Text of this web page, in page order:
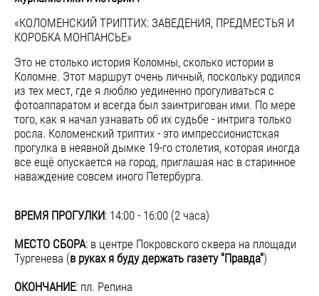
«КОЛОМЕНСКИЙ ТРИПТИХ: ЗАВЕДЕНИЯ, ПРЕДМЕСТЬЯ И
КОРОБКА МОНПАНСЬЕ»
Это не столько история Коломны, сколько истории в
Коломне. Этот маршрут очень личный, поскольку родился
из тех мест, где я люблю уединенно прогуливаться с
фотоаппаратом и всегда был заинтригован ими. По мере
того, как я начал узнавать об их судьбе - интрига только
росла. Коломенский триптих - это импрессионистская
прогулка в неявной дымке 19-го столетия, которая иногда
все ещё опускается на город, приглашая нас в старинное
наваждение совсем иного Петербурга.
ВРЕМЯ ПРОГУЛКИ: 14:00 - 16:00 (2 часа)
МЕСТО СБОРА: в центре Покровского сквера на площади
Тургенева (в руках я буду держать газету "Правда")
ОКОНЧАНИЕ: пл. Репина